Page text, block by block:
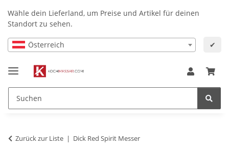
Wähle dein Lieferland, um Preise und Artikel für deinen
Standort zu sehen.
Österreich ✔
Zurück zur Liste Dick Red Spirit Messer